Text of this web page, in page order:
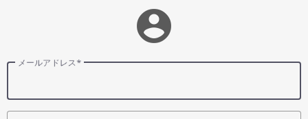
account_circle
メールアドレス